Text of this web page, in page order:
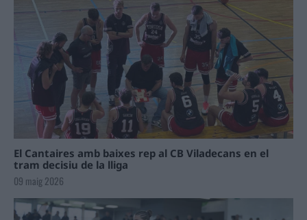
El Cantaires amb baixes rep al CB Viladecans en el
tram decisiu de la lliga
09 maig 2026